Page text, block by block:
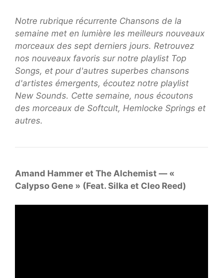
Notre rubrique récurrente Chansons de la
semaine met en lumière les meilleurs nouveaux
morceaux des sept derniers jours. Retrouvez
nos nouveaux favoris sur notre playlist Top
Songs, et pour d'autres superbes chansons
d'artistes émergents, écoutez notre playlist
New Sounds. Cette semaine, nous écoutons
des morceaux de Softcult, Hemlocke Springs et
autres.
Amand Hammer et The Alchemist — «
Calypso Gene » (Feat. Silka et Cleo Reed)